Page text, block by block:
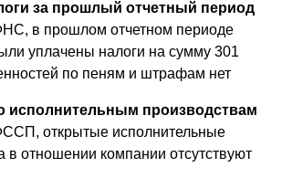
за прошлый отчетный период
в прошлом отчетном периоде
уплачены налоги на сумму 301
по пеням и штрафам нет
исполнительным производствам
открытые исполнительные
в отношении компании отсутствуют